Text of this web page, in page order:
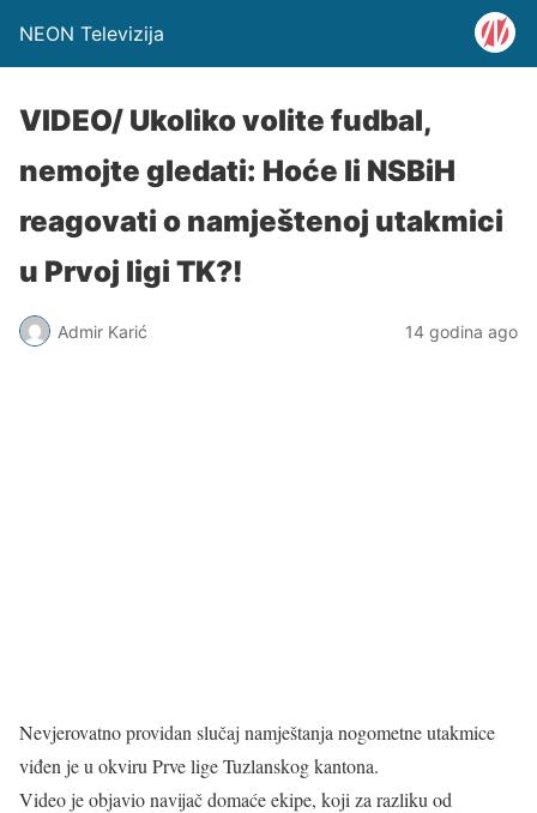
NEON Televizija
VIDEO/ Ukoliko volite fudbal,
nemojte gledati: Hoće li NSBiH
reagovati o namještenoj utakmici
u Prvoj ligi TK?!
Admir Karić 14 godina ago
Nevjerovatno providan slučaj namještanja nogometne utakmice
viđen je u okviru Prve lige Tuzlanskog kantona.
Video je objavio navijač domaće ekipe, koji za razliku od